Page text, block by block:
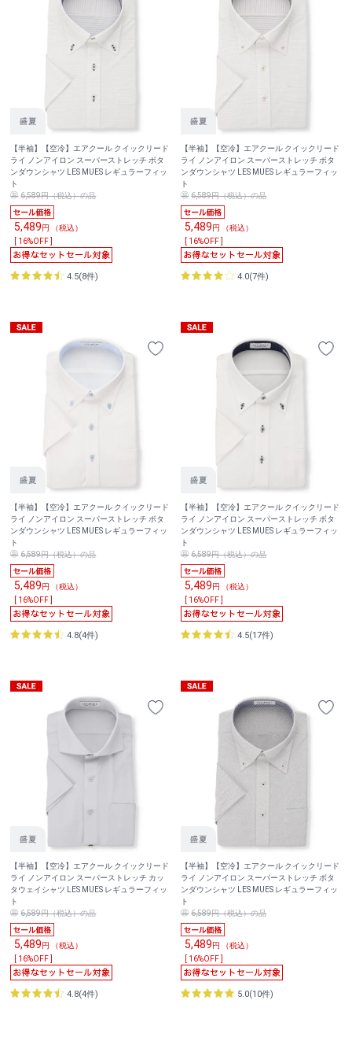
【半袖】【空冷】エアクール クイックリード
ライ ノンアイロン スーパーストレッチ ボタ
ンダウンシャツ LES MUES レギュラーフィッ
ト
6,589円（税込）の品
5,489円 （税込）
[ 16%OFF ]
4.5(8件)
【半袖】【空冷】エアクール クイックリード
ライ ノンアイロン スーパーストレッチ ボタ
ンダウンシャツ LES MUES レギュラーフィッ
ト
6,589円（税込）の品
5,489円 （税込）
[ 16%OFF ]
4.0(7件)
【半袖】【空冷】エアクール クイックリード
ライ ノンアイロン スーパーストレッチ ボタ
ンダウンシャツ LES MUES レギュラーフィッ
ト
6,589円（税込）の品
5,489円 （税込）
[ 16%OFF ]
4.8(4件)
【半袖】【空冷】エアクール クイックリード
ライ ノンアイロン スーパーストレッチ ボタ
ンダウンシャツ LES MUES レギュラーフィッ
ト
6,589円（税込）の品
5,489円 （税込）
[ 16%OFF ]
4.5(17件)
【半袖】【空冷】エアクール クイックリード
ライ ノンアイロン スーパーストレッチ カッ
タウェイシャツ LES MUES レギュラーフィッ
ト
6,589円（税込）の品
5,489円 （税込）
[ 16%OFF ]
4.8(4件)
【半袖】【空冷】エアクール クイックリード
ライ ノンアイロン スーパーストレッチ ボタ
ンダウンシャツ LES MUES レギュラーフィッ
ト
6,589円（税込）の品
5,489円 （税込）
[ 16%OFF ]
5.0(10件)